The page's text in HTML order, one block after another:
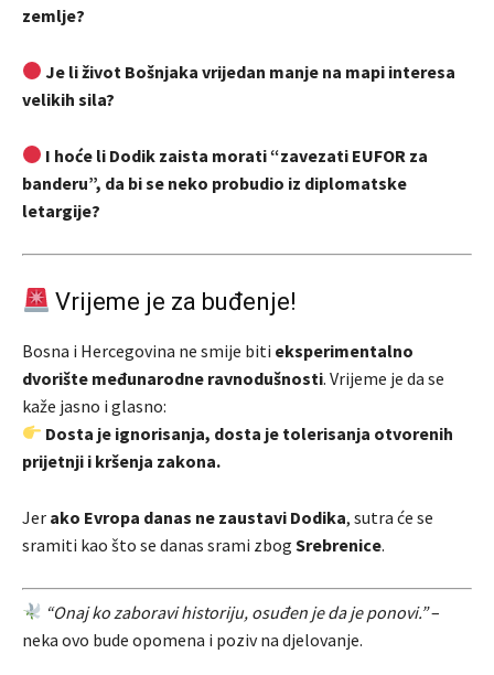
zemlje?
Je li život Bošnjaka vrijedan manje na mapi interesa
velikih sila?
I hoće li Dodik zaista morati “zavezati EUFOR za
banderu”, da bi se neko probudio iz diplomatske
letargije?
Vrijeme je za buđenje!
Bosna i Hercegovina ne smije biti eksperimentalno
dvorište međunarodne ravnodušnosti. Vrijeme je da se
kaže jasno i glasno:
Dosta je ignorisanja, dosta je tolerisanja otvorenih
prijetnji i kršenja zakona.
Jer ako Evropa danas ne zaustavi Dodika, sutra će se
sramiti kao što se danas srami zbog Srebrenice.
“Onaj ko zaboravi historiju, osuđen je da je ponovi.”–
neka ovo bude opomena i poziv na djelovanje.